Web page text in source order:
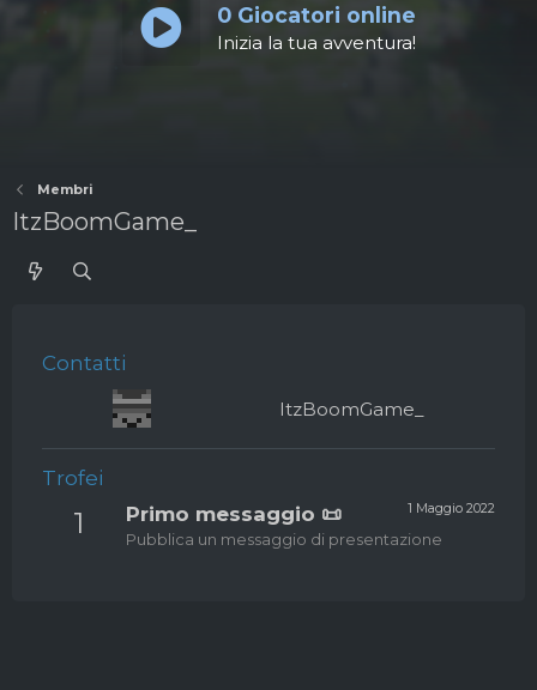
0Giocatori online
Inizia la tua avventura!
Membri
ItzBoomGame_
Contatti
ItzBoomGame_
Trofei
1 1 Maggio 2022
Primo messaggio 📜
Pubblica un messaggio di presentazione